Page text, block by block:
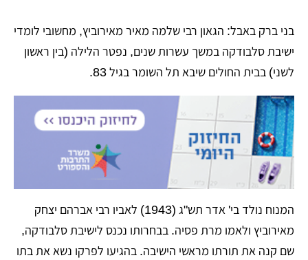
בני ברק באבל: הגאון רבי שלמה מאיר מאירוביץ, מחשובי לומדי
ישיבת סלבודקה במשך עשרות שנים, נפטר הלילה (בין ראשון
לשני) בבית החולים שיבא תל השומר בגיל 83.
המנוח נולד בי' אדר תש"ג (1943) לאביו רבי אברהם יצחק
מאירוביץ ולאמו מרת פסיה. בבחרותו נכנס לישיבת סלבודקה,
שם קנה את תורתו מראשי הישיבה. בהגיעו לפרקו נשא את בתו